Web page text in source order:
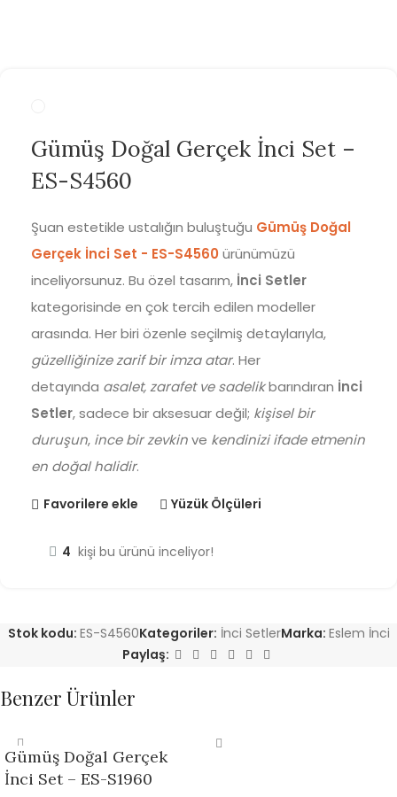
Gümüş Doğal Gerçek İnci Set –
ES-S4560
Şuan estetikle ustalığın buluştuğu Gümüş Doğal
Gerçek İnci Set - ES-S4560ürünümüzü
inceliyorsunuz. Bu özel tasarım, İnci Setler
kategorisinde en çok tercih edilen modeller
arasında. Her biri özenle seçilmiş detaylarıyla,
güzelliğinize zarif bir imza atar. Her
detayında asalet, zarafet ve sadelikbarındıran İnci
Setler, sadece bir aksesuar değil; kişisel bir
duruşun, ince bir zevkinve kendinizi ifade etmenin
en doğal halidir.
Favorilere ekle Yüzük Ölçüleri
4 kişi bu ürünü inceliyor!
Stok kodu: ES-S4560Kategoriler: İnci SetlerMarka: Eslem İnci
Paylaş:
Benzer Ürünler
Gümüş Doğal Gerçek
İnci Set – ES-S1960